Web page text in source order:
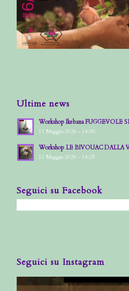
Ultime news
Workshop Ikebana FUGGEVOLE
11 Maggio 2026 - 14:30
Workshop LE BIVOUAC DALLA
11 Maggio 2026 - 14:25
Seguici su Facebook
Seguici su Instagram